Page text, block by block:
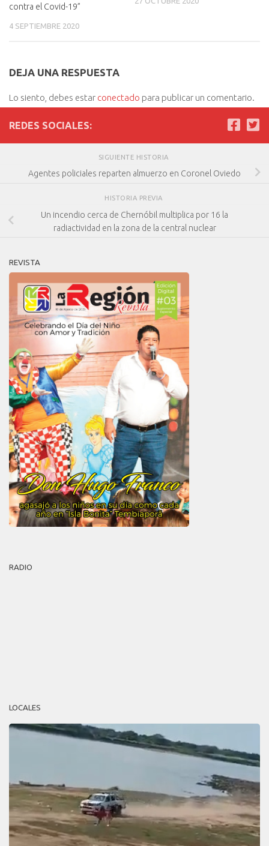
contra el Covid-19”
4 SEPTIEMBRE 2020
DEJA UNA RESPUESTA
Lo siento, debes estar conectado para publicar un comentario.
REDES SOCIALES:
SIGUIENTE HISTORIA
Agentes policiales reparten almuerzo en Coronel Oviedo
HISTORIA PREVIA
Un incendio cerca de Chernóbil multiplica por 16 la
radiactividad en la zona de la central nuclear
REVISTA
RADIO
LOCALES